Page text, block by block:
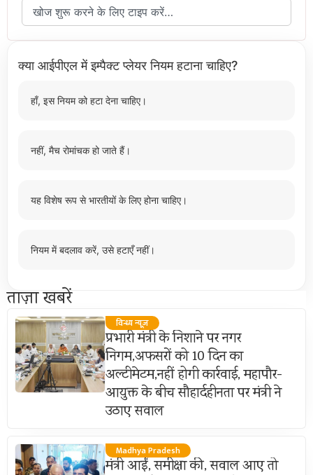
क्या आईपीएल में इम्पैक्ट प्लेयर नियम हटाना चाहिए?
हाँ, इस नियम को हटा देना चाहिए।
नहीं, मैच रोमांचक हो जाते हैं।
यह विशेष रूप से भारतीयों के लिए होना चाहिए।
नियम में बदलाव करें, उसे हटाएँ नहीं।
ताज़ा खबरें
विन्ध्य न्यूज़
प्रभारी मंत्री के निशाने पर नगर
निगम,अफसरों को 10 दिन का
अल्टीमेटम,नहीं होगी कार्रवाई, महापौर-
आयुक्त के बीच सौहार्दहीनता पर मंत्री ने
उठाए सवाल
Madhya Pradesh
मंत्री आईं, समीक्षा की, सवाल आए तो